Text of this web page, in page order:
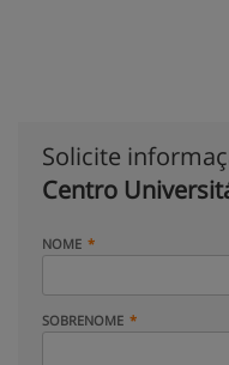
Solicite
Centro
NOME
SOBRENOME